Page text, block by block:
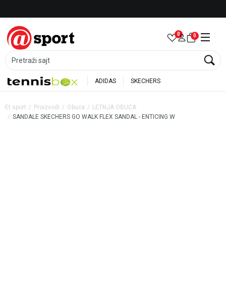
Pretraži sajt
0 0
ADIDAS SKECHERS
Et sport Proizvodi Obuća
LETNJA OBUĆA
SANDALE SKECHERS GO WALK FLEX SANDAL - ENTICING W